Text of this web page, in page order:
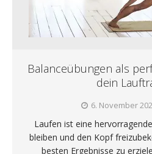
Balanceübungen als
dein
6. November
Laufen ist eine
bleiben und den Kopf
besten Ergebnisse zu